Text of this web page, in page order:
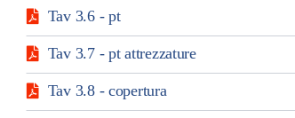
Tav 3.6 - pt
Tav 3.7 - pt attrezzature
Tav 3.8 - copertura